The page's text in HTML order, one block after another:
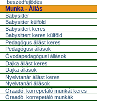
beszédfejlõdés
Munka - Állás
Babysitter
Babysitter külföld
Babysittert keres
Babysittert keres külföld
Pedagógus állást keres
Pedagógusi állások
Óvodapedagógusi állások
Dajka állást keres
Dajka állások
Nyelvtanár állást keres
Nyelvtanári állások
Óraadó, korrepetáló munkát keres
Óraadó, korrepetáló munkák